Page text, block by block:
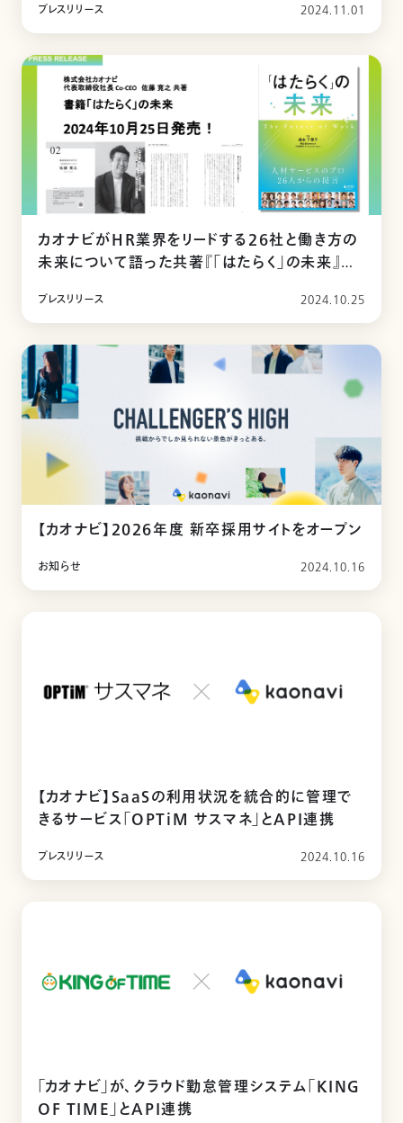
プレスリリース 2024.11.01
カオナビがHR業界をリードする26社と働き方の
未来について語った共著『「はたらく」の未来』を
プレスリリース 2024.10.25
【カオナビ】2026年度 新卒採用サイトをオープン
お知らせ 2024.10.16
【カオナビ】SaaSの利用状況を統合的に管理で
きるサービス「OPTiM サスマネ」とAPI連携
プレスリリース 2024.10.16
「カオナビ」が、クラウド勤怠管理システム「KING
OF TIME」とAPI連携